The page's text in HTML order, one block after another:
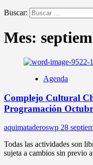
Buscar:
Mes:
Agenda
Complejo Cultural
Programación
aquimataderoswp 28
Todas las actividades son
sujeta a cambios sin previo